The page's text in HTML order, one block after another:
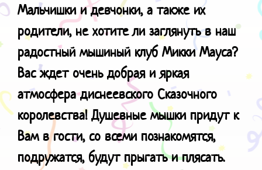
Мальчишки и девчонки, а также их
родители, не хотите ли заглянуть в наш
радостный мышиный клуб Микки Мауса?
Вас ждет очень добрая и яркая
атмосфера диснеевского Сказочного
королевства! Душевные мышки придут к
Вам в гости, со всеми познакомятся,
подружатся, будут прыгать и плясать.